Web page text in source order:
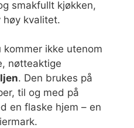
smakfullt kjøkken,
høy kvalitet.
kommer ikke utenom
nøtteaktige
. Den brukes på
til og med på
en flaske hjem – en